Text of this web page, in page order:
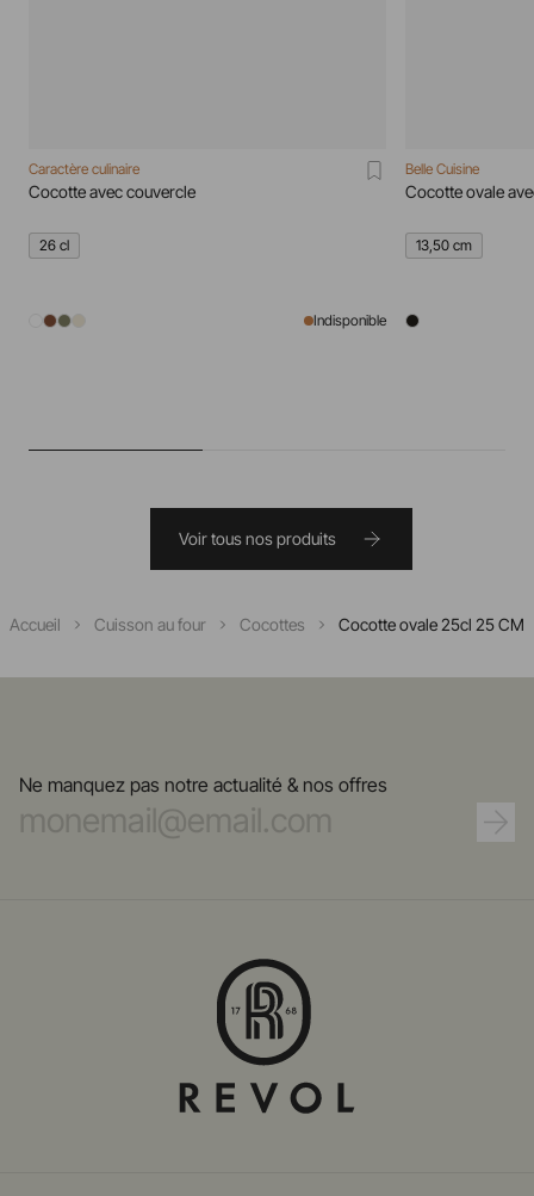
Caractère culinaire
Cocotte avec couvercle
26 cl
Indisponible
Belle Cuisine
Cocotte ovale
13,50 cm
Voir tous nos produits
Accueil Cuisson au four Cocottes Cocotte ovale 25cl 25 CM
Ne manquez pas notre actualité & nos offres